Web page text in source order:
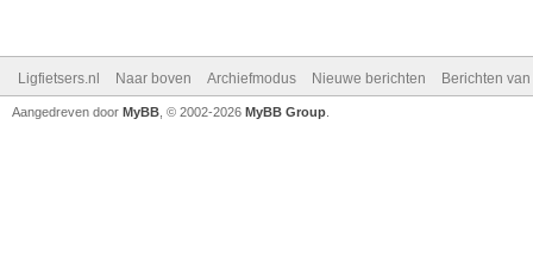
Ligfietsers.nl Naar boven Archiefmodus Nieuwe berichten Berichten
Aangedreven door MyBB , © 2002-2026 MyBB Group